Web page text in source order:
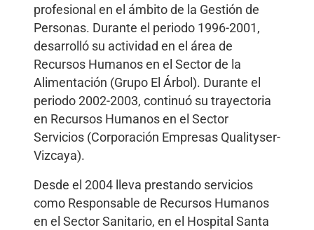
profesional en el ámbito de la Gestión de
Personas. Durante el periodo 1996-2001,
desarrolló su actividad en el área de
Recursos Humanos en el Sector de la
Alimentación (Grupo El Árbol). Durante el
periodo 2002-2003, continuó su trayectoria
en Recursos Humanos en el Sector
Servicios (Corporación Empresas Qualityser-
Vizcaya).
Desde el 2004 lleva prestando servicios
como Responsable de Recursos Humanos
en el Sector Sanitario, en el Hospital Santa